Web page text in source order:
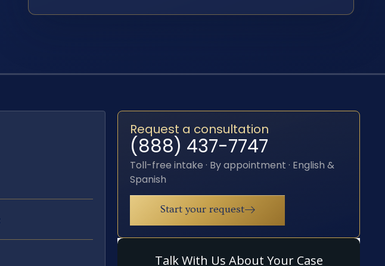
Request a consultation
(888) 437-7747
Toll-free intake · By appointment · English &
Spanish
Start your request